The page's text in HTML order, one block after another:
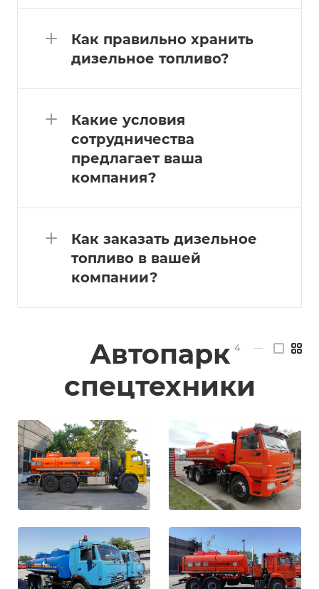
Как правильно хранить
дизельное топливо?
Какие условия
сотрудничества
предлагает ваша
компания?
Как заказать дизельное
топливо в вашей
компании?
Автопарк
спецтехники
4 —